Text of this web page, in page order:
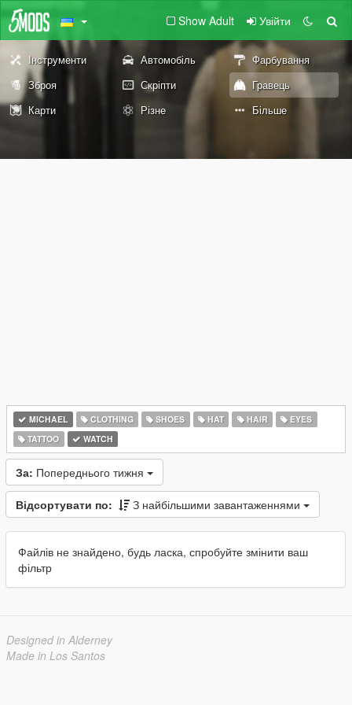
Show Adult Увійти
Інструменти Автомобіль
Фарбування
Зброя
Скріпти
Гравець
Карти
Різне Більше
MICHAEL CLOTHING SHOES HAT HAIR
EYES
TATTOO
WATCH
За: Попереднього тижня
Відсортувати по: З найбільшими завантаженнями
Файлів не знайдено, будь ласка, спробуйте змінити ваш
фільтр
Designed in Alderney
Made in Los Santos